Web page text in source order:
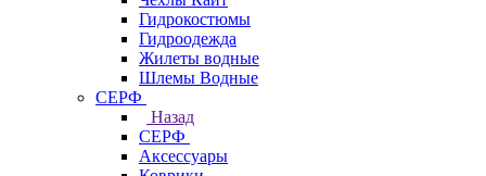
Гидрокостюмы
Гидроодежда
Жилеты водные
Шлемы Водные
СЕРФ
Назад
СЕРФ
Аксессуары